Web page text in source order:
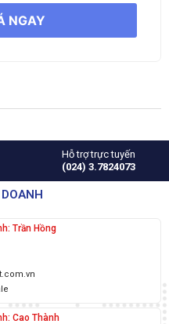
NGAY
Hỗ trợ trực tuyến
(024) 3.7824073
Trần Hồng
Cao Thành